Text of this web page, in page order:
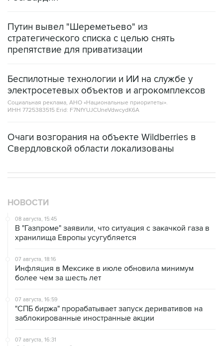
Путин вывел "Шереметьево" из
препятствие для приватизации
Беспилотные технологии и ИИ на службе у
Социальная реклама, АНО «Национальные приоритеты».
ИНН 7725383515 Erid: F7NfYUJCUneVdwcydK6A
Очаги возгорания на объекте Wildberries в
08 августа, 15:45
В "Газпроме" заявили, что ситуация с закачкой газа в
хранилища Европы усугубляется
07 августа, 18:16
более чем за шесть лет
07 августа, 16:59
заблокированные иностранные акции
07 августа, 16:31
кредитов от пострадавших от БПЛА селлеров